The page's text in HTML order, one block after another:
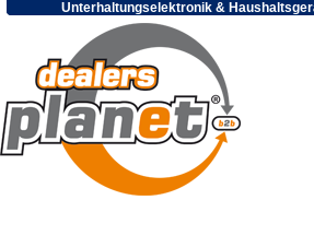
Unterhaltungselektronik &